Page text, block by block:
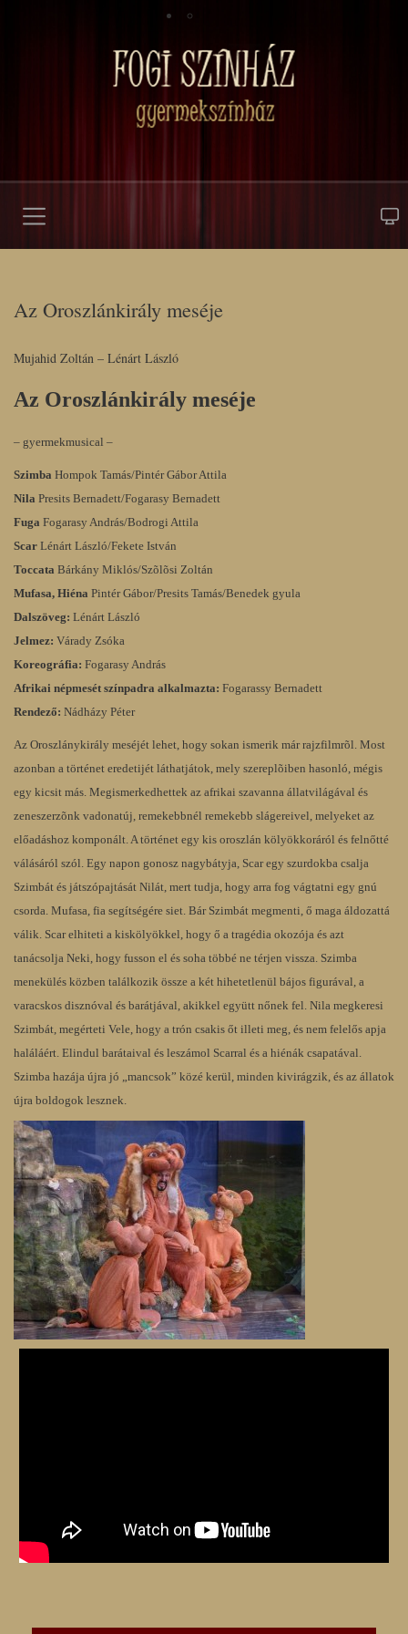
Az Oroszlánkirály meséje
Mujahid Zoltán – Lénárt László
Az Oroszlánkirály meséje
– gyermekmusical –
Szimba Hompok Tamás/Pintér Gábor Attila
Nila Presits Bernadett/Fogarasy Bernadett
Fuga Fogarasy András/Bodrogi Attila
Scar Lénárt László/Fekete István
Toccata Bárkány Miklós/Szõlõsi Zoltán
Mufasa, Hiéna Pintér Gábor/Presits Tamás/Benedek gyula
Dalszöveg: Lénárt László
Jelmez: Várady Zsóka
Koreográfia: Fogarasy András
Afrikai népmesét színpadra alkalmazta: Fogarassy Bernadett
Rendező: Nádházy Péter
Az Oroszlánykirály meséjét lehet, hogy sokan ismerik már rajzfilmrõl. Most
azonban a történet eredetijét láthatjátok, mely szereplõiben hasonló, mégis
egy kicsit más. Megismerkedhettek az afrikai szavanna állatvilágával és
zeneszerzõnk vadonatúj, remekebbnél remekebb slágereivel, melyeket az
előadáshoz komponált. A történet egy kis oroszlán kölyökkoráról és felnőtté
válásáról szól. Egy napon gonosz nagybátyja, Scar egy szurdokba csalja
Szimbát és játszópajtását Nilát, mert tudja, hogy arra fog vágtatni egy gnú
csorda. Mufasa, fia segítségére siet. Bár Szimbát megmenti, ő maga áldozattá
válik. Scar elhiteti a kiskölyökkel, hogy ő a tragédia okozója és azt
tanácsolja Neki, hogy fusson el és soha többé ne térjen vissza. Szimba
menekülés közben találkozik össze a két hihetetlenül bájos figurával, a
varacskos disznóval és barátjával, akikkel együtt nőnek fel. Nila megkeresi
Szimbát, megérteti Vele, hogy a trón csakis őt illeti meg, és nem felelős apja
haláláért. Elindul barátaival és leszámol Scarral és a hiénák csapatával.
Szimba hazája újra jó „mancsok” közé kerül, minden kivirágzik, és az állatok
újra boldogok lesznek.